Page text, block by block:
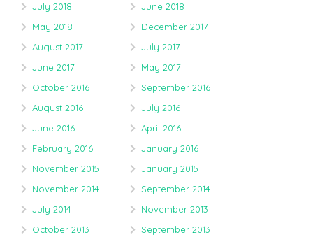
July 2018
June 2018
May 2018
December 2017
August 2017
July 2017
June 2017
May 2017
October 2016
September 2016
August 2016
July 2016
June 2016
April 2016
February 2016
January 2016
November 2015
January 2015
November 2014
September 2014
July 2014
November 2013
October 2013
September 2013